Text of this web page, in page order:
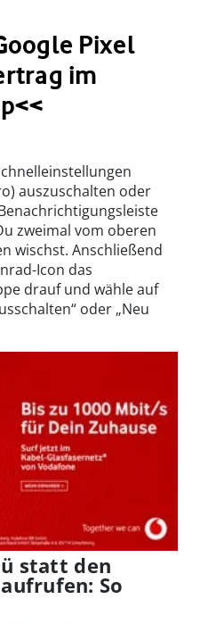
Pixel
im
auszuschalten oder
zweimal vom oberen
wischst. Anschließend
Icon das
drauf und wähle auf
oder „Neu
statt den
So